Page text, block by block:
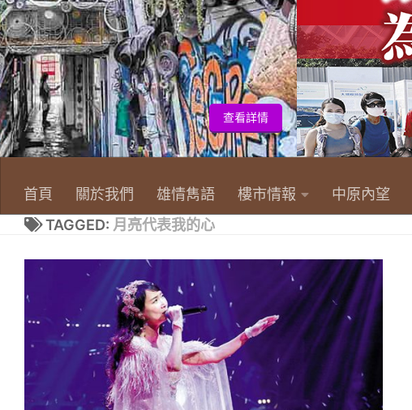
首頁 關於我們 雄情雋語 樓市情報 中原內望
TAGGED: 月亮代表我的心